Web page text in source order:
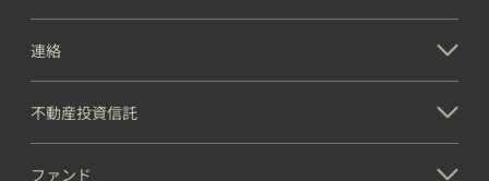
連絡
不動産投資信託
ファンド